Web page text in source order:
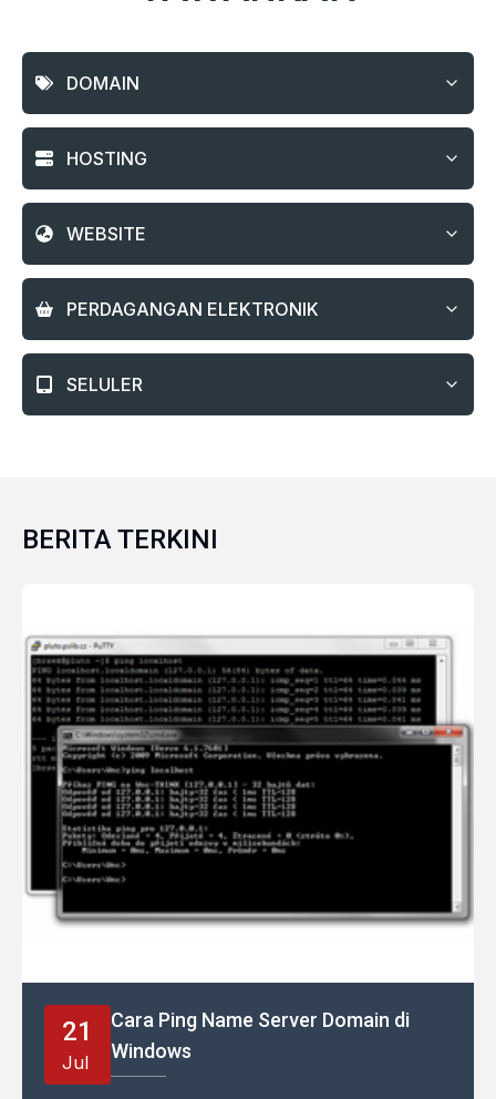
DOMAIN
HOSTING
WEBSITE
PERDAGANGAN ELEKTRONIK
SELULER
BERITA TERKINI
21
Jul
Cara Ping Name Server Domain di
Windows